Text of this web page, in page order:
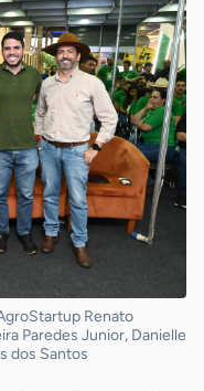
Renato
Paredes Junior, Danielle
dos Santos